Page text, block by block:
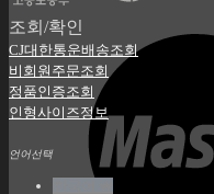
조회/확인
CJ대한통운배송조회
비회원주문조회
정품인증조회
인형사이즈정보
언어선택